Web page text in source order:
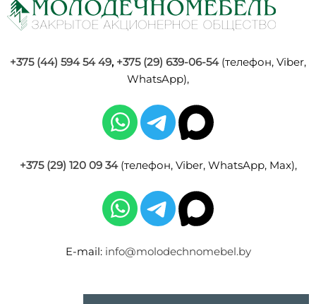
+375 (44) 594 54 49, +375 (29) 639-06-54(телефон, Viber,
WhatsApp),
+375 (29) 120 09 34(телефон, Viber, WhatsApp, Max),
E-mail: info@molodechnomebel.by